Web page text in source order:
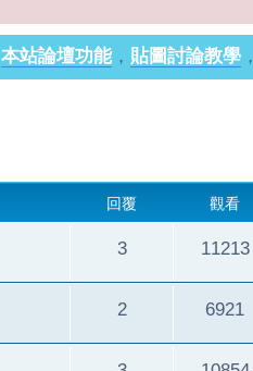
本站論壇功能， 貼圖討論教學 ，
回覆 觀看
3 11213
2 6921